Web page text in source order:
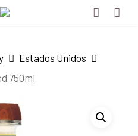
Estados Unidos
750ml